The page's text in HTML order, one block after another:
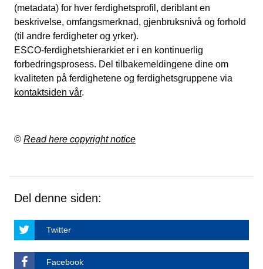
(metadata) for hver ferdighetsprofil, deriblant en
beskrivelse, omfangsmerknad, gjenbruksnivå og forhold
(til andre ferdigheter og yrker).
ESCO-ferdighetshierarkiet er i en kontinuerlig
forbedringsprosess. Del tilbakemeldingene dine om
kvaliteten på ferdighetene og ferdighetsgruppene via
kontaktsiden vår.
© Read here copyright notice
Del denne siden:
Twitter
Facebook